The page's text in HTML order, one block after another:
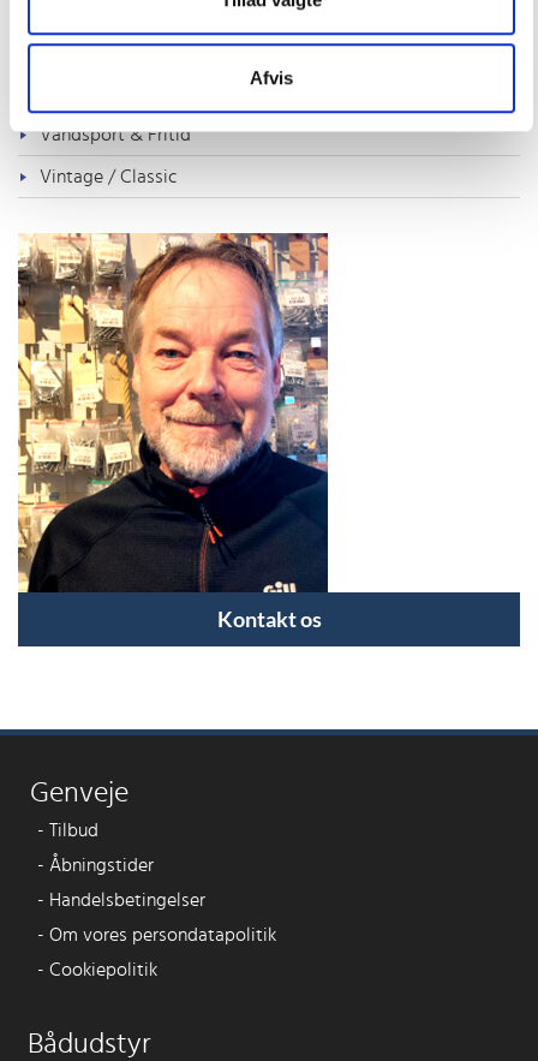
Afvis
Sikkerhed & Badestiger
Styring & Motorkontrol
Vandsport & Fritid
Vintage / Classic
Kontakt os
Genveje
- Tilbud
- Åbningstider
- Handelsbetingelser
- Om vores persondatapolitik
- Cookiepolitik
Bådudstyr